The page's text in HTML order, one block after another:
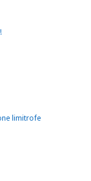
limitrofe